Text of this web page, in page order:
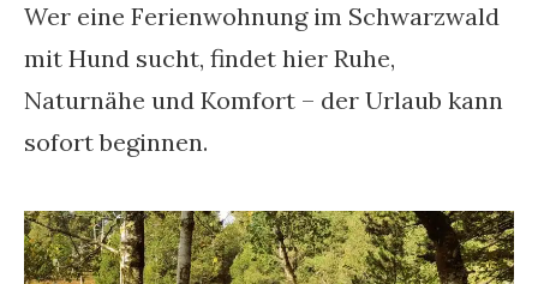
Wer eine Ferienwohnung im Schwarzwald
mit Hund sucht, findet hier Ruhe,
Naturnähe und Komfort – der Urlaub kann
sofort beginnen.